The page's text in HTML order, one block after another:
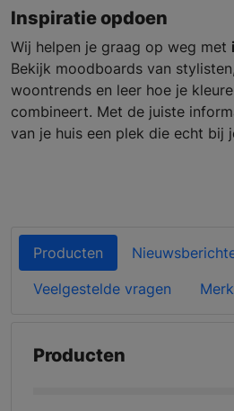
Inspiratie opdoen
Wij helpen je graag op weg met
Bekijk moodboards van
woontrends en leer hoe je
combineert. Met de juiste
van je huis een plek die echt bij
Producten
Veelgestelde vragen
Producten